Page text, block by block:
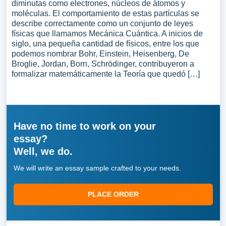
diminutas como electrones, núcleos de átomos y
moléculas. El comportamiento de estas partículas se
describe correctamente como un conjunto de leyes
físicas que llamamos Mecánica Cuántica. A inicios de
siglo, una pequeña cantidad de físicos, entre los que
podemos nombrar Bohr, Einstein, Heisenberg, De
Broglie, Jordan, Born, Schrödinger, contribuyeron a
formalizar matemáticamente la Teoría que quedó […]
Have no time to work on your
essay?
Well, we do.
We will write an essay sample crafted to your needs.
PLACE ORDER